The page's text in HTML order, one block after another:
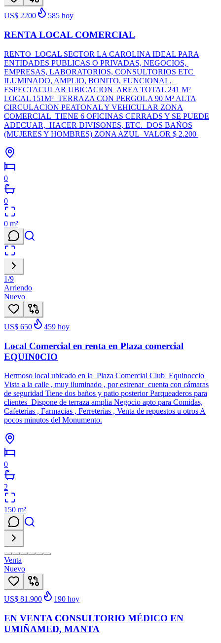
US$ 2200 585 hoy
RENTA LOCAL COMERCIAL
RENTO LOCAL SECTOR LA CAROLINA IDEAL PARA
ENTIDADES PUBLICAS O PRIVADAS, NEGOCIOS,
EMPRESAS, LABORATORIOS, CONSULTORIOS ETC
ILUMINADO, AMPLIO, BONITO, FUNCIONAL,
ESPECTACULAR UBICACION AREA TOTAL 241 M²
LOCAL 151M² TERRAZA CON PERGOLA 90 M² ALTA
CIRCULACION PEATONAL Y VEHICULAR ZONA
COMERCIAL TIENE 6 OFICINAS CERRADS Y SE PUEDE
ADECUAR, HACER DIVISONES, ETC. DOS BAÑOS
(MUJERES Y HOMBRES) ZONA AZUL VALOR $ 2.200
0
0
0 m²
1/9
Arriendo
Nuevo
US$ 650 459 hoy
Local Comercial en renta en Plaza comercial
EQUIN0CIO
Hermoso local ubicado en la Plaza Comercial Club Equinoccio
Vista a la calle , muy iluminado , por estrenar cuenta con cámaras
de seguridad Tiene dos baños y patio posterior Parqueaderos para
clientes Dispone de terraza amplia Negocio apto para Comidas,
Cafeterías , Farmacias , Ferreterías , Venta de repuestos u otros A
pocos minutos del Monumento.
0
2
150 m²
Venta
Nuevo
US$ 81.900 190 hoy
EN VENTA CONSULTORIO MÉDICO EN
UMIÑAMED, MANTA